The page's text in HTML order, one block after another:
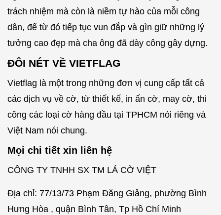
trách nhiệm mà còn là niềm tự hào của mỗi công
dân, để từ đó tiếp tục vun đắp và gìn giữ những lý
tưởng cao đẹp mà cha ông đã dày công gây dựng.
ĐÔI NÉT VỀ VIETFLAG
Vietflag là một trong những đơn vị cung cấp tất cả
các dịch vụ về cờ, từ thiết kế, in ấn cờ, may cờ, thi
công các loại cờ hàng đầu tại TPHCM nói riêng và
Việt Nam nói chung.
Mọi chi tiết xin liên hệ
CÔNG TY TNHH SX TM LÁ CỜ VIỆT
Địa chỉ: 77/13/73 Phạm Đăng Giảng, phường Bình
Hưng Hòa , quận Bình Tân, Tp Hồ Chí Minh